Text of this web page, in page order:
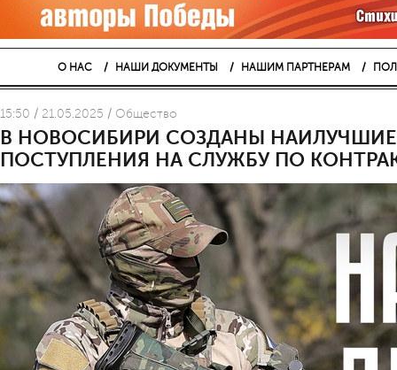
О НАС НАШИ ДОКУМЕНТЫ НАШИМ ПАРТНЕРАМ
15:50 / 21.05.2025 / Общество
В НОВОСИБИРИ СОЗДАНЫ
ПОСТУПЛЕНИЯ НА СЛУЖБУ ПО